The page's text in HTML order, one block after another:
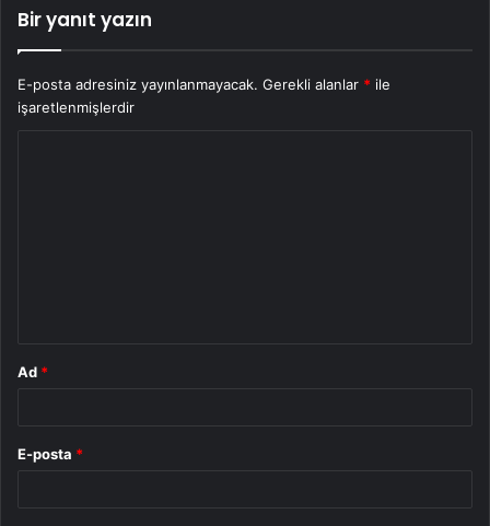
Bir yanıt yazın
E-posta adresiniz yayınlanmayacak. Gerekli alanlar * ile
işaretlenmişlerdir
Ad *
E-posta *